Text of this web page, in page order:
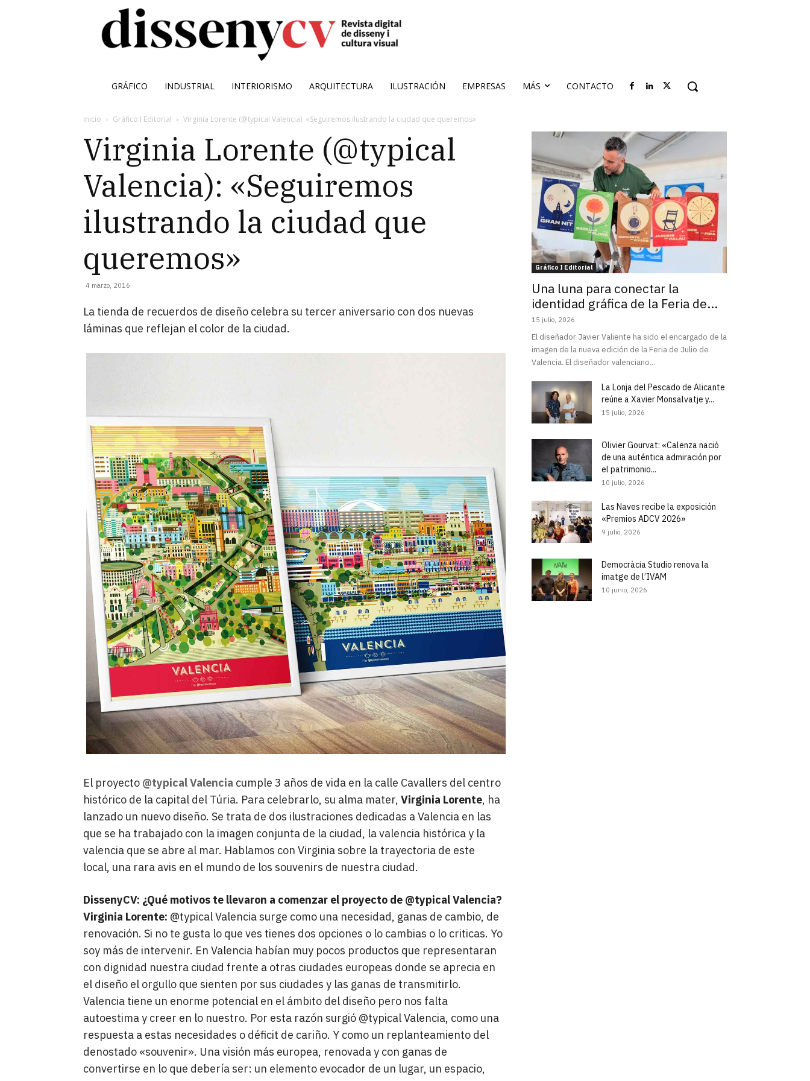
GRÁFICO INDUSTRIAL INTERIORISMO ARQUITECTURA ILUSTRACIÓN EMPRESAS MÁS CONTACTO
Inicio Gráfico I Editorial Virginia Lorente (@typical Valencia): «Seguiremos ilustrando la ciudad que queremos»
Virginia Lorente (@typical
Valencia): «Seguiremos
ilustrando la ciudad que
queremos»
4 marzo, 2016
La tienda de recuerdos de diseño celebra su tercer aniversario con dos nuevas
láminas que reflejan el color de la ciudad.
El proyecto @typical Valencia cumple 3 años de vida en la calle Cavallers del centro
histórico de la capital del Túria. Para celebrarlo, su alma mater, Virginia Lorente, ha
lanzado un nuevo diseño. Se trata de dos ilustraciones dedicadas a Valencia en las
que se ha trabajado con la imagen conjunta de la ciudad, la valencia histórica y la
valencia que se abre al mar. Hablamos con Virginia sobre la trayectoria de este
local, una rara avis en el mundo de los souvenirs de nuestra ciudad.
DissenyCV: ¿Qué motivos te llevaron a comenzar el proyecto de @typical Valencia?
Virginia Lorente: @typical Valencia surge como una necesidad, ganas de cambio, de
renovación. Si no te gusta lo que ves tienes dos opciones o lo cambias o lo criticas. Yo
soy más de intervenir. En Valencia habían muy pocos productos que representaran
con dignidad nuestra ciudad frente a otras ciudades europeas donde se aprecia en
el diseño el orgullo que sienten por sus ciudades y las ganas de transmitirlo.
Valencia tiene un enorme potencial en el ámbito del diseño pero nos falta
autoestima y creer en lo nuestro. Por esta razón surgió @typical Valencia, como una
respuesta a estas necesidades o déficit de cariño. Y como un replanteamiento del
denostado «souvenir». Una visión más europea, renovada y con ganas de
convertirse en lo que debería ser: un elemento evocador de un lugar, un espacio,
Gráfico I Editorial
Una luna para conectar la
identidad gráfica de la Feria de...
15 julio, 2026
El diseñador Javier Valiente ha sido el encargado de la
imagen de la nueva edición de la Feria de Julio de
Valencia. El diseñador valenciano...
La Lonja del Pescado de Alicante
reúne a Xavier Monsalvatje y...
15 julio, 2026
Olivier Gourvat: «Calenza nació
de una auténtica admiración por
el patrimonio...
10 julio, 2026
Las Naves recibe la exposición
«Premios ADCV 2026»
9 julio, 2026
Democràcia Studio renova la
imatge de l’IVAM
10 junio, 2026